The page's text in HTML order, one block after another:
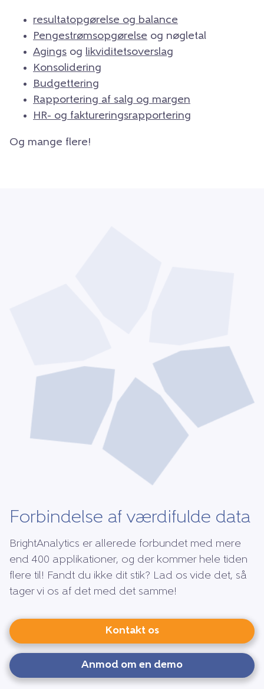
resultatopgørelse og balance
Pengestrømsopgørelse og nøgletal
Agings og likviditetsoverslag
Konsolidering
Budgettering
Rapportering af salg og margen
HR- og faktureringsrapportering
Og mange flere!
Forbindelse af værdifulde data
BrightAnalytics er allerede forbundet med mere
end 400 applikationer, og der kommer hele tiden
flere til! Fandt du ikke dit stik? Lad os vide det, så
tager vi os af det med det samme!
Kontakt os
Anmod om en demo